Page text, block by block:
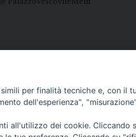
per finalità tecniche e, con il
dell'esperienza",
all'utilizzo dei cookie. Cliccando